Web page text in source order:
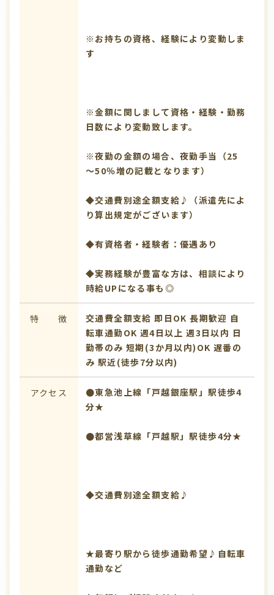
※お持ちの資格、経験により変動しま
す
※金額に関しまして資格・経験・勤務
日数により変動致します。
※夜勤の金額の場合、夜勤手当（25
～50％増の記載となります）
◆交通費別途全額支給♪（派遣先によ
り算出規定がございます）
◆有資格者・経験者：優遇あり
◆実務経験が豊富な方は、相談により
時給UPになる事も◎
特 徴 交通費全額支給 即日OK 長期歓迎 自
転車通勤OK 週4日以上 週3日以内 日
勤帯のみ 短期(3か月以内)OK 遅番の
み 駅近(徒歩7分以内)
アクセス
●東急池上線「戸越銀座駅」駅徒歩4
分★
●都営浅草線「戸越駅」駅徒歩4分★
◆交通費別途全額支給♪
★最寄り駅から徒歩通勤希望♪自転車
通勤など